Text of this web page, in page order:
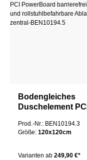
Bodengleiches
Duschelement PCI
barrierefreie und
rollstuhlbefahrbare
Prod.-Nr.: BEN10194.3
Größe: 120x120cm
Varianten ab 249,90 €*